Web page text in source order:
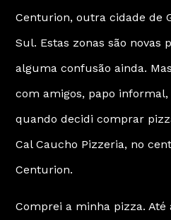
Centurion, outra cidade de
Sul. Estas zonas são novas
alguma confusão ainda.
com amigos, papo
quando decidi comprar
Cal Caucho Pizzeria, no
Centurion.
Comprei a minha pizza. Até